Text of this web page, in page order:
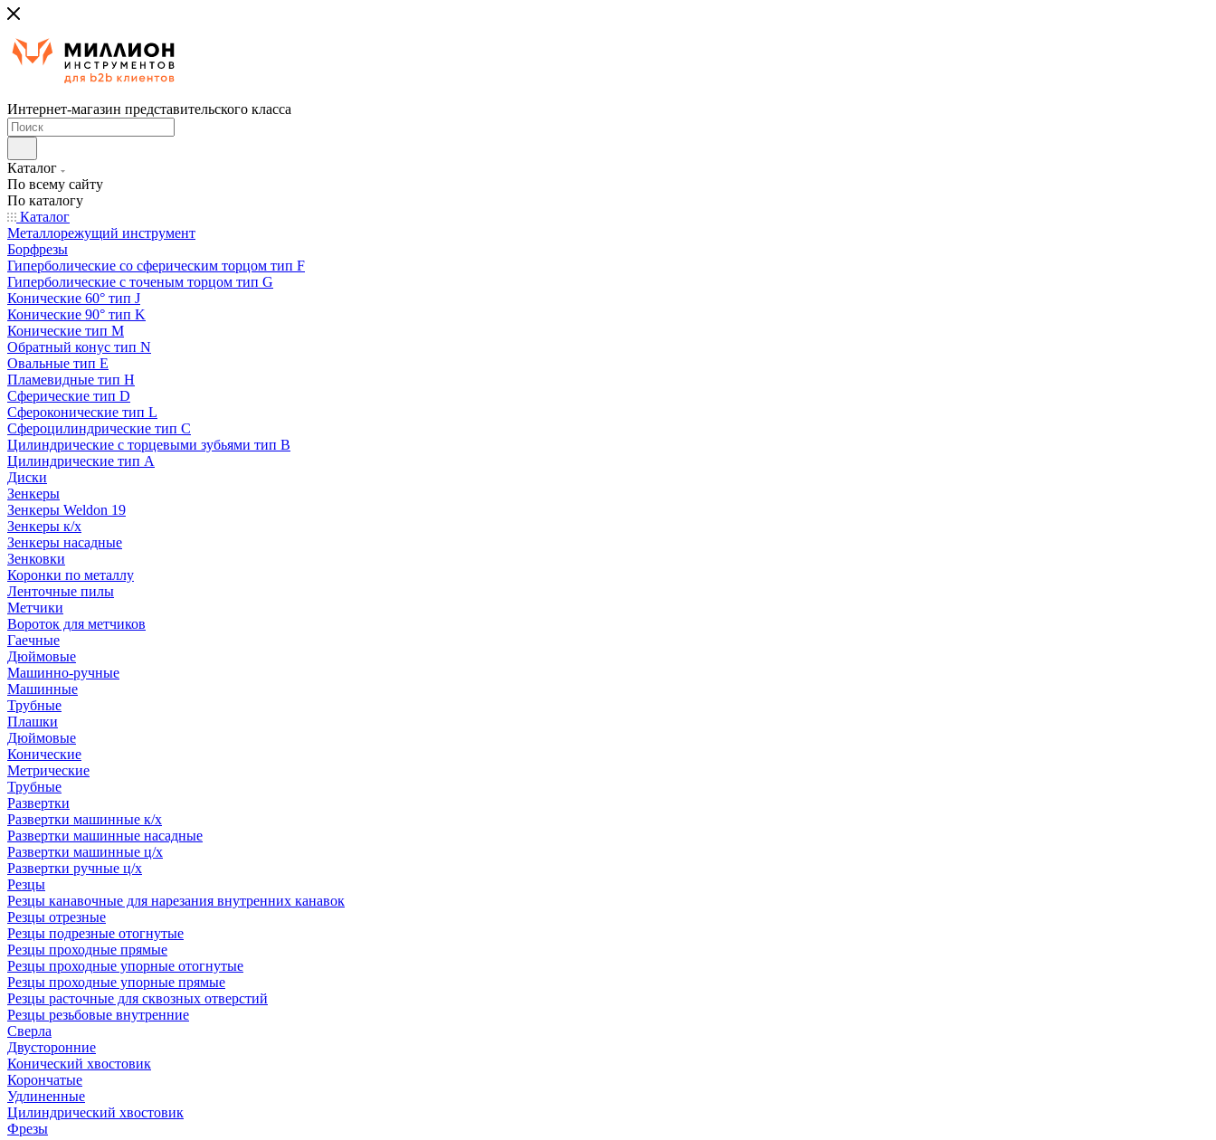
Интернет-магазин представительского класса
Каталог
По всему сайту
По каталогу
Каталог
Металлорежущий инструмент
Борфрезы
Гиперболические cо сферическим торцом тип F
Гиперболические с точеным торцом тип G
Конические 60° тип J
Конические 90° тип K
Конические тип M
Обратный конус тип N
Овальные тип E
Пламевидные тип H
Сферические тип D
Сфероконические тип L
Сфероцилиндрические тип C
Цилиндрические с торцевыми зубьями тип B
Цилиндрические тип А
Диски
Зенкеры
Зенкеры Weldon 19
Зенкеры к/х
Зенкеры насадные
Зенковки
Коронки по металлу
Ленточные пилы
Метчики
Вороток для метчиков
Гаечные
Дюймовые
Машинно-ручные
Машинные
Трубные
Плашки
Дюймовые
Конические
Метрические
Трубные
Развертки
Развертки машинные к/х
Развертки машинные насадные
Развертки машинные ц/х
Развертки ручные ц/х
Резцы
Резцы канавочные для нарезания внутренних канавок
Резцы отрезные
Резцы подрезные отогнутые
Резцы проходные прямые
Резцы проходные упорные отогнутые
Резцы проходные упорные прямые
Резцы расточные для сквозных отверстий
Резцы резьбовые внутренние
Сверла
Двусторонние
Конический хвостовик
Корончатые
Удлиненные
Цилиндрический хвостовик
Фрезы